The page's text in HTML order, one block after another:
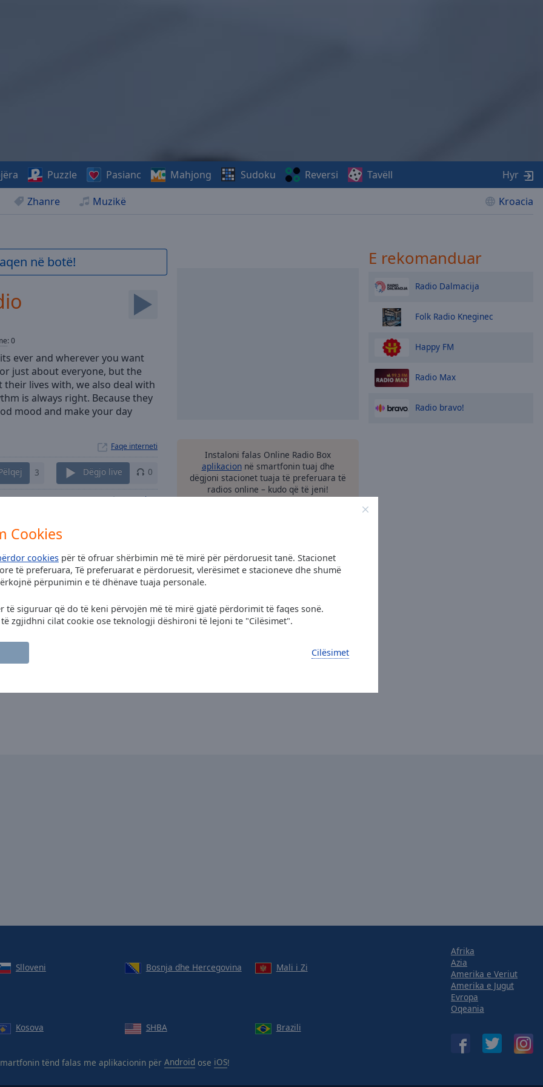
Cookies
cookies për të ofruar shërbimin më të mirë për përdoruesit tanë. Stacionet
të preferuara, Të preferuarat e përdoruesit, vlerësimet e stacioneve dhe shumë
përpunimin e të dhënave tuaja personale.
të siguruar që do të keni përvojën më të mirë gjatë përdorimit të faqes sonë.
zgjidhni cilat cookie ose teknologji dëshironi të lejoni te "Cilësimet".
Cilësimet
Zhanre Muzikë Kroacia
Puzzle Pasianc Mahjong Sudoku Reversi Tavëll Hyr
në botë!
:0
ever and wherever you want
just about everyone, but the
lives with, we also deal with
is always right. Because they
mood and make your day
Faqe interneti
3 Dëgjo live 0
Kontaktet
Instaloni falas Online Radio Box
aplikacionnë smartfonin tuaj dhe
dëgjoni stacionet tuaja të preferuara të
radios online – kudo që të jeni!
E rekomanduar
Radio Dalmacija
Folk Radio Kneginec
Happy FM
Radio Max
Radio bravo!
Slloveni Bosnja dhe Hercegovina
Mali i Zi
Kosova SHBA Brazili
tënd falas me aplikacionin për Android ose iOS!
Afrika
Azia
Amerika e Veriut
Amerika e Jugut
Evropa
Oqeania